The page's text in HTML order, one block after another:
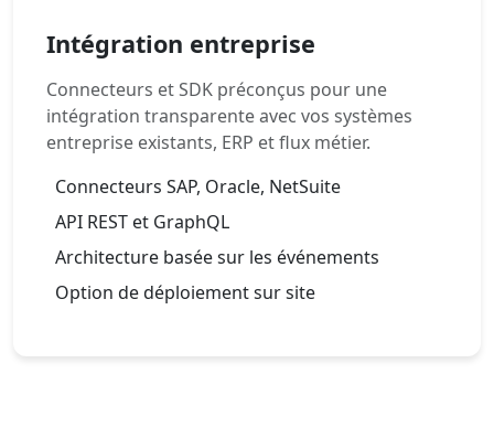
Intégration entreprise
Connecteurs et SDK préconçus pour une
intégration transparente avec vos systèmes
entreprise existants, ERP et flux métier.
Connecteurs SAP, Oracle, NetSuite
API REST et GraphQL
Architecture basée sur les événements
Option de déploiement sur site